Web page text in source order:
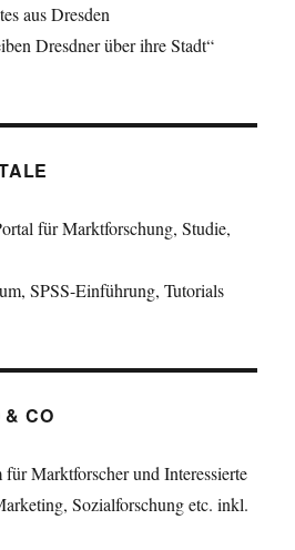
aus Dresden
Dresdner über ihre Stadt“
für Marktforschung, Studie,
SPSS-Einführung, Tutorials
& CO
für Marktforscher und Interessierte
Sozialforschung etc. inkl.